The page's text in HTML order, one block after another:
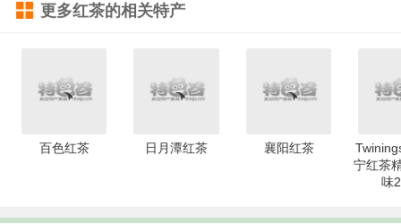
更多红茶的相关特产
百色红茶 日月潭红茶 襄阳红茶
宁红茶
味